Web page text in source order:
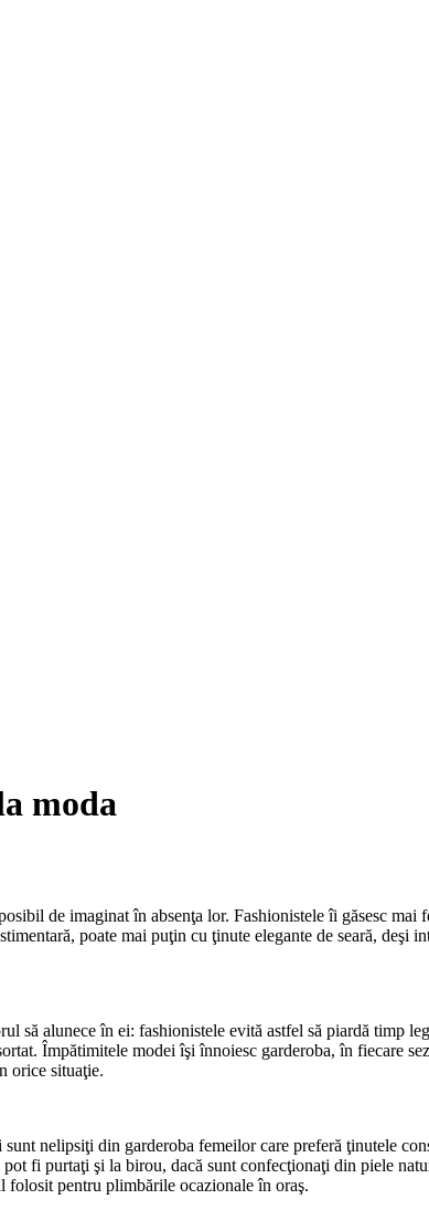
moda
de imaginat în absenţa lor. Fashionistele îi găsesc mai
poate mai puţin cu ţinute elegante de seară, deşi
alunece în ei: fashionistele evită astfel să piardă timp
Împătimitele modei îşi înnoiesc garderoba, în fiecare
orice situaţie.
sunt nelipsiţi din garderoba femeilor care preferă ţinutele
fi purtaţi şi la birou, dacă sunt confecţionaţi din piele
pentru plimbările ocazionale în oraş.